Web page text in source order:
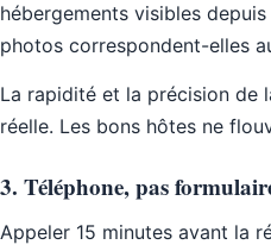
hébergements visibles
photos correspondent-elles
La rapidité et la précision de
réelle. Les bons hôtes ne
3. Téléphone, pas
Appeler 15 minutes avant la